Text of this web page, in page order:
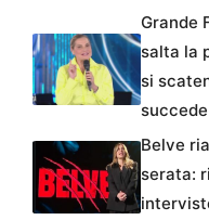
Grande
salta la
si
Belve
serata: